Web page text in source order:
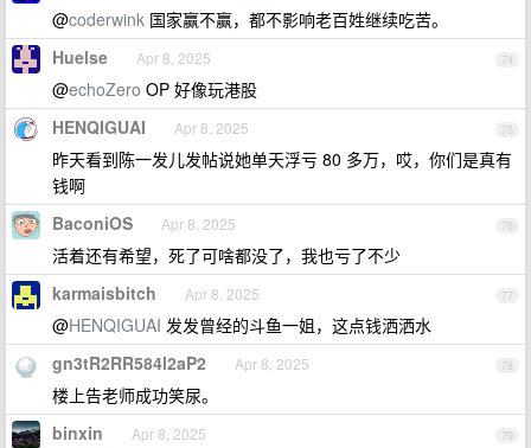
@coderwink 国家赢不赢，都不影响老百姓继续吃苦。
74
Huelse Apr 8, 2025
@echoZero OP 好像玩港股
75
HENQIGUAI Apr 8, 2025
昨天看到陈一发儿发帖说她单天浮亏 80 多万，哎，你们是真有
钱啊
76
BaconiOS Apr 8, 2025
活着还有希望，死了可啥都没了，我也亏了不少
77
karmaisbitch Apr 8, 2025
@HENQIGUAI 发发曾经的斗鱼一姐，这点钱洒洒水
78
gn3tR2RR584l2aP2 Apr 8, 2025
楼上告老师成功笑尿。
79
binxin Apr 8, 2025